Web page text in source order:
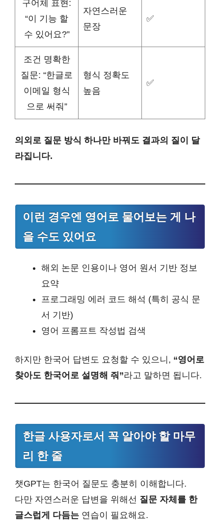
구어체 표현:
“이 기능 할
수 있어요?”
자연스러운
문장
✅
조건 명확한
질문: “한글로
이메일 형식
으로 써줘”
형식 정확도
높음
✅
의외로 질문 방식 하나만 바꿔도 결과의 질이 달
라집니다.
이런 경우엔 영어로 물어보는 게 나
을 수도 있어요
해외 논문 인용이나 영어 원서 기반 정보
요약
프로그래밍 에러 코드 해석 (특히 공식 문
서 기반)
영어 프롬프트 작성법 검색
하지만 한국어 답변도 요청할 수 있으니, “영어로
찾아도 한국어로 설명해 줘”라고 말하면 됩니다.
한글 사용자로서 꼭 알아야 할 마무
리 한 줄
챗GPT는 한국어 질문도 충분히 이해합니다.
다만 자연스러운 답변을 위해선 질문 자체를 한
글스럽게 다듬는 연습이 필요해요.